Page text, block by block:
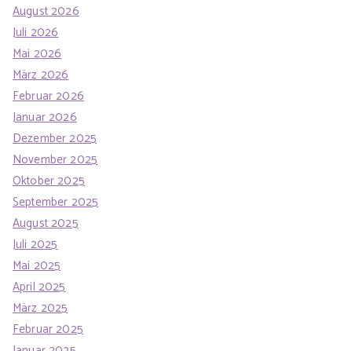
August 2026
Juli 2026
Mai 2026
März 2026
Februar 2026
Januar 2026
Dezember 2025
November 2025
Oktober 2025
September 2025
August 2025
Juli 2025
Mai 2025
April 2025
März 2025
Februar 2025